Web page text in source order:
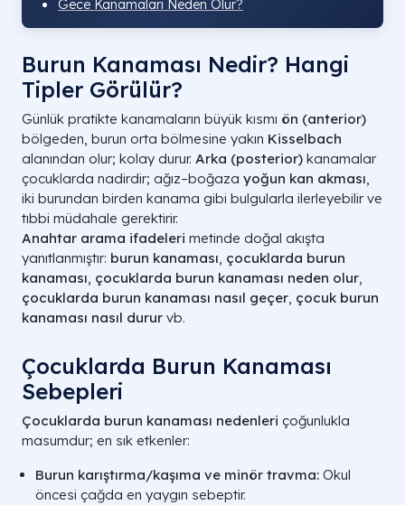
Gece Kanamaları Neden Olur?
Burun Kanaması Nedir? Hangi
Tipler Görülür?
Günlük pratikte kanamaların büyük kısmı ön (anterior)
bölgeden, burun orta bölmesine yakın Kisselbach
alanından olur; kolay durur. Arka (posterior) kanamalar
çocuklarda nadirdir; ağız–boğaza yoğun kan akması,
iki burundan birden kanama gibi bulgularla ilerleyebilir ve
tıbbi müdahale gerektirir.
Anahtar arama ifadeleri metinde doğal akışta
yanıtlanmıştır: burun kanaması, çocuklarda burun
kanaması, çocuklarda burun kanaması neden olur,
çocuklarda burun kanaması nasıl geçer, çocuk burun
kanaması nasıl durur vb.
Çocuklarda Burun Kanaması
Sebepleri
Çocuklarda burun kanaması nedenleri çoğunlukla
masumdur; en sık etkenler:
Burun karıştırma/kaşıma ve minör travma: Okul
öncesi çağda en yaygın sebeptir.